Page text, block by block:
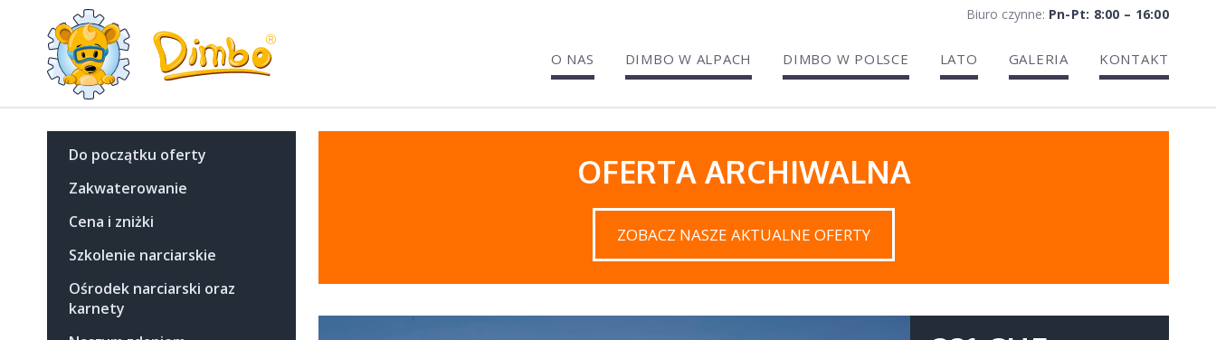
Biuro czynne: Pn-Pt: 8:00 – 16:00
O NAS DIMBO W ALPACH DIMBO W POLSCE LATO GALERIA KONTAKT
Do początku oferty
Zakwaterowanie
Cena i zniżki
Szkolenie narciarskie
Ośrodek narciarski oraz
karnety
OFERTA ARCHIWALNA
ZOBACZ NASZE AKTUALNE OFERTY